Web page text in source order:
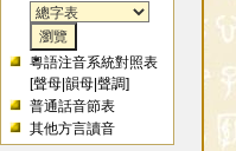
粵語注音系統對照表
[聲母 |韻母 |聲調]
普通話音節表
其他方言讀音